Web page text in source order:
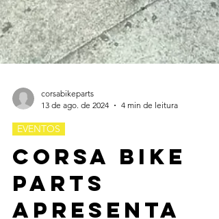
13 de ago. de 2024
EVENTOS